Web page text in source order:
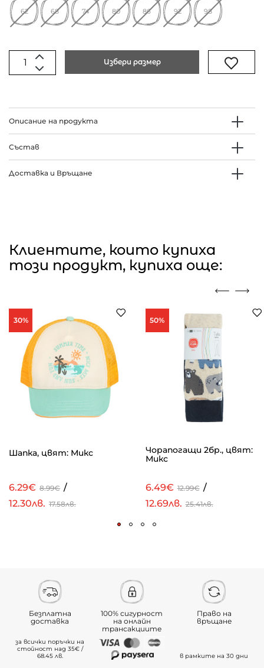
62 68 74 80 86 92 98
Избери размер
Описание на продукта
Състав
Доставка и Връщане
Клиентите, които купиха
този продукт, купиха още:
30%
Шапка, цвят: Микс
6.29€ 8.99€ /
12.30лв. 17.58лв.
50%
Чорапогащи 2бр., цвят:
Микс
6.49€ 12.99€ /
12.69лв. 25.41лв.
Безплатна
доставка
за всички поръчки на
стойност над 35€ /
68.45 лв.
100% сигурност
на онлайн
трансакциите
Право на
връщане
в рамките на 30 дни